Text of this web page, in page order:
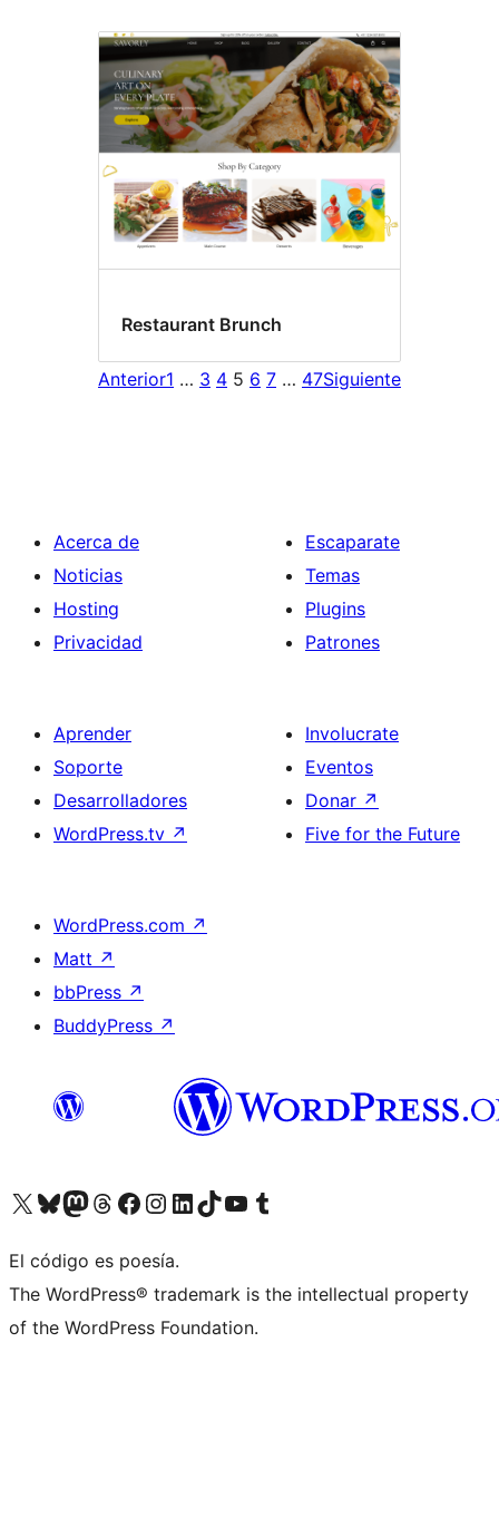
Restaurant Brunch
Anterior1 … 3 4 5 6 7 … 47Siguiente
Acerca de
Noticias
Hosting
Privacidad
Escaparate
Temas
Plugins
Patrones
Aprender
Soporte
Desarrolladores
WordPress.tv ↗
Involucrate
Eventos
Donar ↗
Five for the Future
WordPress.com ↗
Matt ↗
bbPress ↗
BuddyPress ↗
Visitá nuestra cuenta de X (anteriormente Twitter)
Visitá nuestra cuenta de Bluesky
Visitá nuestra cuenta de Mastodon
Visitá nuestra cuenta de Threads
Visitá nuestra página de Facebook
Visitá nuestra cuenta de Instagram
Visitá nuestra cuenta de LinkedIn
Visitá nuestra cuenta de TikTok
Visitá nuestro canal de YouTube
Visitá nuestra cuenta de Tumblr
El código es poesía.
The WordPress® trademark is the intellectual property
of the WordPress Foundation.